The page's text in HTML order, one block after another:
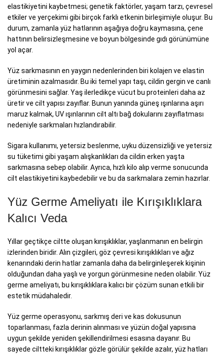
elastikiyetini kaybetmesi; genetik faktörler, yaşam tarzı, çevresel
etkiler ve yerçekimi gibi birçok farklı etkenin birleşimiyle oluşur. Bu
durum, zamanla yüz hatlarının aşağıya doğru kaymasına, çene
hattının belirsizleşmesine ve boyun bölgesinde gıdı görünümüne
yol açar.
Yüz sarkmasının en yaygın nedenlerinden biri kolajen ve elastin
üretiminin azalmasıdır. Bu iki temel yapı taşı, cildin gergin ve canlı
görünmesini sağlar. Yaş ilerledikçe vücut bu proteinleri daha az
üretir ve cilt yapısı zayıflar. Bunun yanında güneş ışınlarına aşırı
maruz kalmak, UV ışınlarının cilt altı bağ dokularını zayıflatması
nedeniyle sarkmaları hızlandırabilir.
Sigara kullanımı, yetersiz beslenme, uyku düzensizliği ve yetersiz
su tüketimi gibi yaşam alışkanlıkları da cildin erken yaşta
sarkmasına sebep olabilir. Ayrıca, hızlı kilo alıp verme sonucunda
cilt elastikiyetini kaybedebilir ve bu da sarkmalara zemin hazırlar.
Yüz Germe Ameliyatı ile Kırışıklıklara
Kalıcı Veda
Yıllar geçtikçe ciltte oluşan kırışıklıklar, yaşlanmanın en belirgin
izlerinden biridir. Alın çizgileri, göz çevresi kırışıklıkları ve ağız
kenarındaki derin hatlar zamanla daha da belirginleşerek kişinin
olduğundan daha yaşlı ve yorgun görünmesine neden olabilir. Yüz
germe ameliyatı, bu kırışıklıklara kalıcı bir çözüm sunan etkili bir
estetik müdahaledir.
Yüz germe operasyonu, sarkmış deri ve kas dokusunun
toparlanması, fazla derinin alınması ve yüzün doğal yapısına
uygun şekilde yeniden şekillendirilmesi esasına dayanır. Bu
sayede ciltteki kırışıklıklar gözle görülür şekilde azalır, yüz hatları